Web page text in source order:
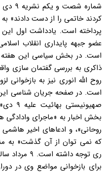
کردند خاتمی را از دست دادند»
پرداخته است. یادداشت اول این
عضو جبهه پایداری انقلاب
است. در بخش سیاسی این هفته
ذاکری به بررسی گفتمان سازی
روح الله انوری نیز به
است. در صفحه جریان شناسی
بخش اخبار به «ماجرای
روحانی»، و ادعاهای اخیر
که نمی توان از آن گذشت» به
ری توجه
برای بازخوانی مواضع وی در